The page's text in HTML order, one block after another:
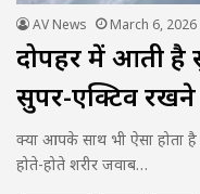
AV News March 6, 2026
दोपहर में आती है
सुपर-एक्टिव
क्या आपके साथ भी ऐसा होता
होते-होते शरीर जवाब…